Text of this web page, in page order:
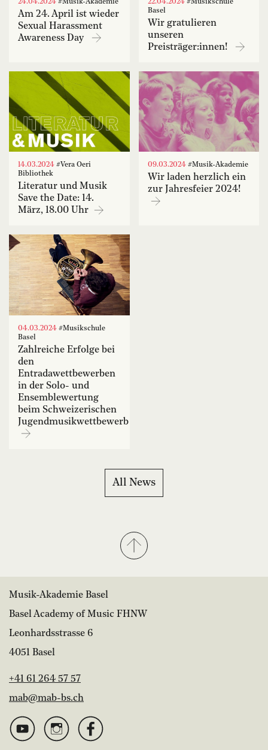
24.04.2024 #Musik-Akademie
Am 24. April ist wieder
Sexual Harassment
Awareness Day
22.04.2024#Musikschule
Basel
Wir gratulieren
unseren
Preisträger:innen!
14.03.2024 #Vera Oeri
Bibliothek
Literatur und Musik
Save the Date: 14.
März, 18.00 Uhr
09.03.2024#Musik-Akademie
Wir laden herzlich ein
zur Jahresfeier 2024!
04.03.2024 #Musikschule
Basel
Zahlreiche Erfolge bei
den
Entradawettbewerben
in der Solo- und
Ensemblewertung
beim Schweizerischen
Jugendmusikwettbewerb
All News
Musik-Akademie Basel
Basel Academy of Music FHNW
Leonhardsstrasse 6
4051 Basel
+41 61 264 57 57
mab@mab-bs.ch